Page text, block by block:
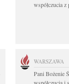
współczucia
WARSZAWA
Pani Bożenie